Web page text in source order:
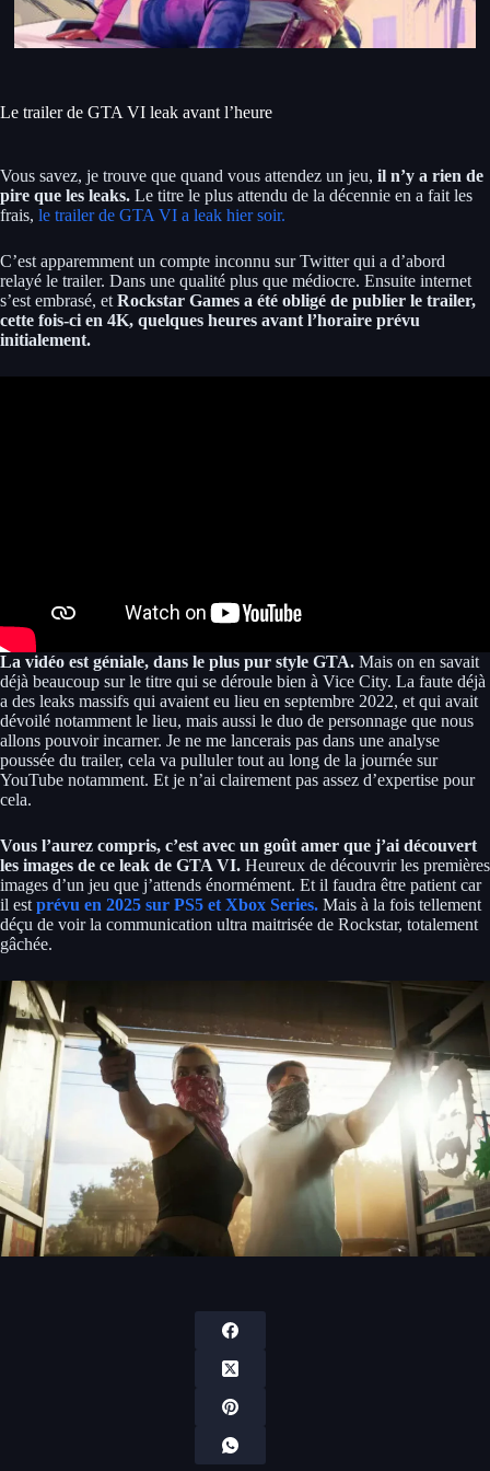
Le trailer de GTA VI leak avant l’heure
Vous savez, je trouve que quand vous attendez un jeu, il n’y a rien de
pire que les leaks. Le titre le plus attendu de la décennie en a fait les
frais, le trailer de GTA VI a leak hier soir.
C’est apparemment un compte inconnu sur Twitter qui a d’abord
relayé le trailer. Dans une qualité plus que médiocre. Ensuite internet
s’est embrasé, et Rockstar Games a été obligé de publier le trailer,
cette fois-ci en 4K, quelques heures avant l’horaire prévu
initialement.
La vidéo est géniale, dans le plus pur style GTA. Mais on en savait
déjà beaucoup sur le titre qui se déroule bien à Vice City. La faute déjà
a des leaks massifs qui avaient eu lieu en septembre 2022, et qui avait
dévoilé notamment le lieu, mais aussi le duo de personnage que nous
allons pouvoir incarner. Je ne me lancerais pas dans une analyse
poussée du trailer, cela va pulluler tout au long de la journée sur
YouTube notamment. Et je n’ai clairement pas assez d’expertise pour
cela.
Vous l’aurez compris, c’est avec un goût amer que j’ai découvert
les images de ce leak de GTA VI. Heureux de découvrir les premières
images d’un jeu que j’attends énormément. Et il faudra être patient car
il est prévu en 2025 sur PS5 et Xbox Series. Mais à la fois tellement
déçu de voir la communication ultra maitrisée de Rockstar, totalement
gâchée.